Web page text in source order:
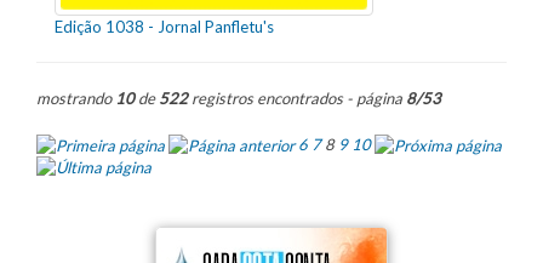
Edição 1038 - Jornal Panfletu's
mostrando 10de522registros encontrados - página 8/53
6 78 9 10